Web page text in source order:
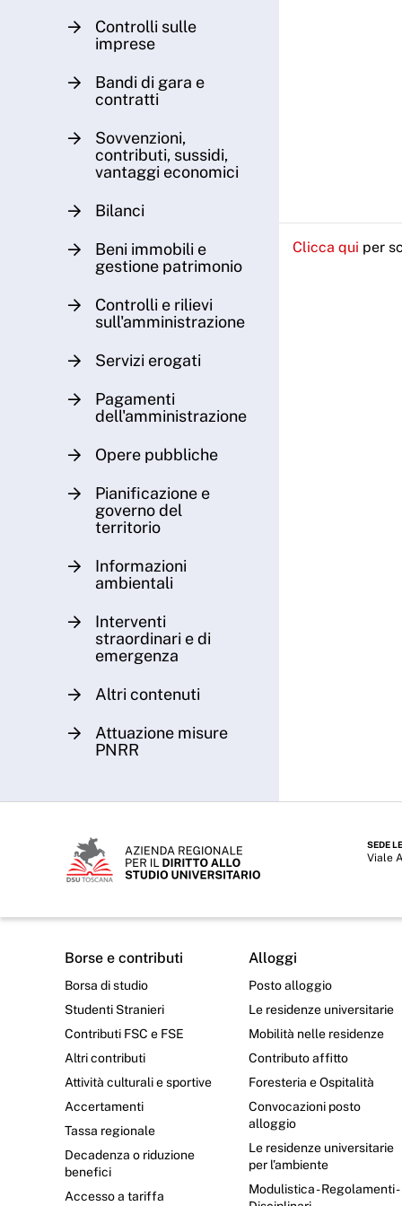
Controlli sulle
imprese
Bandi di gara e
contratti
Sovvenzioni,
contributi, sussidi,
vantaggi economici
Bilanci
Beni immobili e
gestione patrimonio
Controlli e rilievi
sull'amministrazione
Servizi erogati
Pagamenti
dell'amministrazione
Opere pubbliche
Pianificazione e
governo del
territorio
Informazioni
ambientali
Interventi
straordinari e di
emergenza
Altri contenuti
Attuazione misure
PNRR
Clicca qui per
SEDE
Viale
Borse e contributi
Borsa di studio
Studenti Stranieri
Contributi FSC e FSE
Altri contributi
Attività culturali e sportive
Accertamenti
Tassa regionale
Decadenza o riduzione
benefici
Accesso a tariffa
Alloggi
Posto alloggio
Le residenze universitarie
Mobilità nelle residenze
Contributo affitto
Foresteria e Ospitalità
Convocazioni posto
alloggio
Le residenze universitarie
per l’ambiente
Modulistica - Regolamenti -